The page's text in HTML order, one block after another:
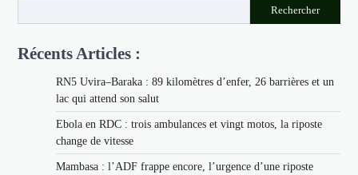
Rechercher
Récents Articles :
RN5 Uvira–Baraka : 89 kilomètres d’enfer, 26 barrières et un
lac qui attend son salut
Ebola en RDC : trois ambulances et vingt motos, la riposte
change de vitesse
Mambasa : l’ADF frappe encore, l’urgence d’une riposte